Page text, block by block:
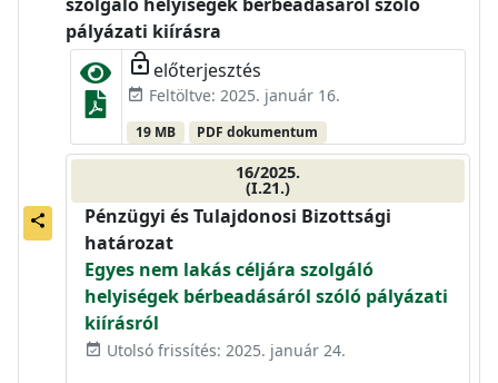
share
pályázati kiírásra
lock_open előterjesztés
event_available Feltöltve: 2025. január 16.
19 MB PDF dokumentum
16/2025.
(I.21.)
Pénzügyi és Tulajdonosi Bizottsági
határozat
Egyes nem lakás céljára szolgáló
helyiségek bérbeadásáról szóló pályázati
kiírásról
event_available Utolsó frissítés: 2025. január 24.